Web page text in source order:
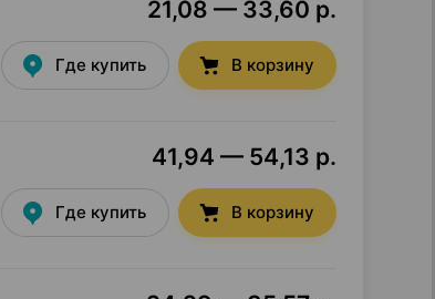
21,08 — 33,60 р.
Где купить В корзину
41,94 — 54,13 р.
Где купить В корзину